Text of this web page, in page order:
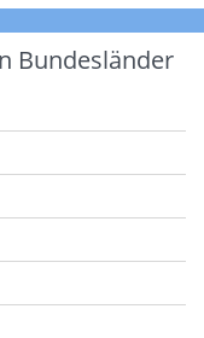
Bundesländer